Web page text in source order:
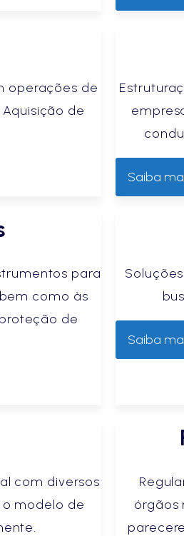
operações de
de
Saiba
para
como às
de
Saiba
com diversos
modelo de
órgãos